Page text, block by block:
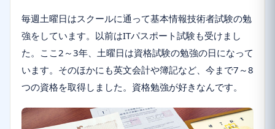
毎週土曜日はスクールに通って基本情報技術者試験の勉
強をしています。以前はITパスポート試験も受けまし
た。ここ2～3年、土曜日は資格試験の勉強の日になって
います。そのほかにも英文会計や簿記など、今まで7～8
つの資格を取得しました。資格勉強が好きなんです。